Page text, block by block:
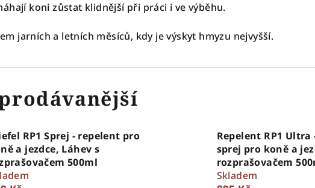
koni zůstat klidnější při práci i ve výběhu.
jarních a letních měsíců, kdy je výskyt hmyzu nejvyšší.
RP1 Sprej - repelent pro
a jezdce, Láhev s
500ml
Repelent RP1
sprej pro koně a
rozprašovačem
Skladem